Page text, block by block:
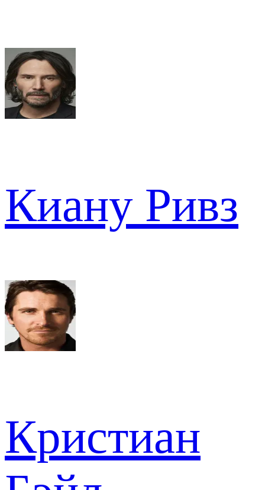
Киану Ривз
Кристиан